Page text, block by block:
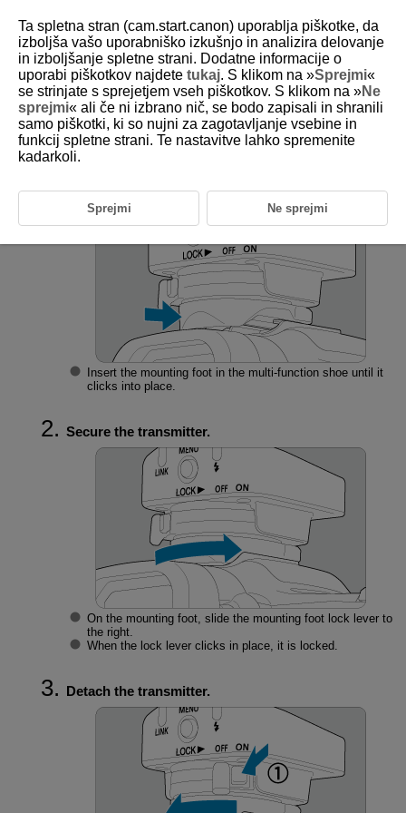
D151-008
Attaching and Detaching the
Transmitter
Insert the mounting foot in the multi-function shoe until it
clicks into place.
Secure the transmitter.
On the mounting foot, slide the mounting foot lock lever to
the right.
When the lock lever clicks in place, it is locked.
Detach the transmitter.
Ta spletna stran (cam.start.canon) uporablja piškotke, da
izboljša vašo uporabniško izkušnjo in analizira delovanje
in izboljšanje spletne strani. Dodatne informacije o
uporabi piškotkov najdete tukaj. S klikom na »Sprejmi«
se strinjate s sprejetjem vseh piškotkov. S klikom na »Ne
sprejmi« ali če ni izbrano nič, se bodo zapisali in shranili
samo piškotki, ki so nujni za zagotavljanje vsebine in
funkcij spletne strani. Te nastavitve lahko spremenite
kadarkoli.
Sprejmi Ne sprejmi